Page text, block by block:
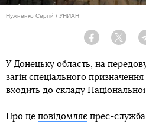
Нужненко Сергій \ УНИАН
Facebook Twitter
У Донецьку область, на
загін спеціального
входить до складу Національної
Про це повідомляє прес-служба